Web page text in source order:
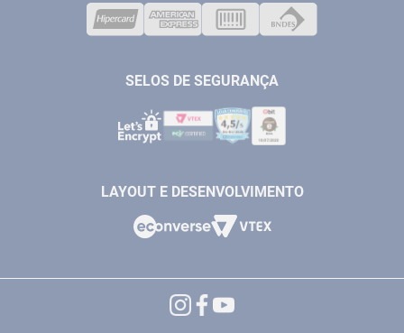
VENDAS ONLINE@ANTFERRAMENTAS.COM.BR
SAC@ANTFERRAMENTAS.COM.BR
SELOS DE SEGURANÇA
LAYOUT E DESENVOLVIMENTO